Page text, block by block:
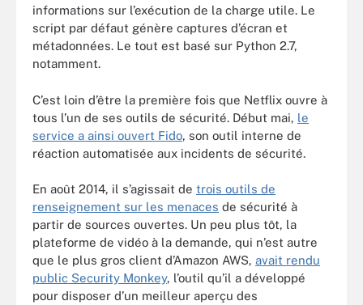
informations sur l’exécution de la charge utile. Le
script par défaut génère captures d’écran et
métadonnées. Le tout est basé sur Python 2.7,
notamment.
C’est loin d’être la première fois que Netflix ouvre à
tous l’un de ses outils de sécurité. Début mai, le
service a ainsi ouvert Fido, son outil interne de
réaction automatisée aux incidents de sécurité.
En août 2014, il s’agissait de trois outils de
renseignement sur les menaces de sécurité à
partir de sources ouvertes. Un peu plus tôt, la
plateforme de vidéo à la demande, qui n’est autre
que le plus gros client d’Amazon AWS, avait rendu
public Security Monkey, l’outil qu’il a développé
pour disposer d’un meilleur aperçu des